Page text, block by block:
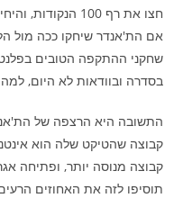
חצו את רף 100
אם הת'אנדר שיחקו ככה מול
שחקני ההתקפה הטובים
בסדרה ובוודאות לא היום,
התשובה היא הרצפה של
קבוצה שהטיקט שלה הוא
קבוצה מנוסה יותר, ופתיחה
תוסיפו לזה את האחוזים